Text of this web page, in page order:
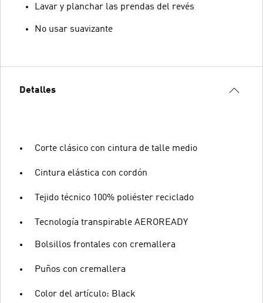
Lavar y planchar las prendas del revés
No usar suavizante
Detalles
Corte clásico con cintura de talle medio
Cintura elástica con cordón
Tejido técnico 100% poliéster reciclado
Tecnología transpirable AEROREADY
Bolsillos frontales con cremallera
Puños con cremallera
Color del artículo: Black